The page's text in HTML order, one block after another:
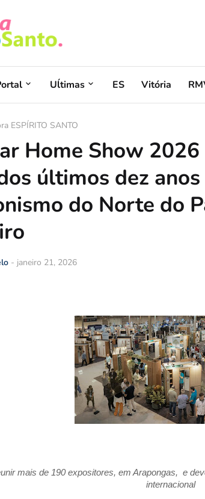
Uĺtimas ES Vitória
ESPÍRITO SANTO
Home Show
últimos dez
do Norte do
- janeiro 21, 2026
mais de 190 expositores, em Arapongas, e
internacional